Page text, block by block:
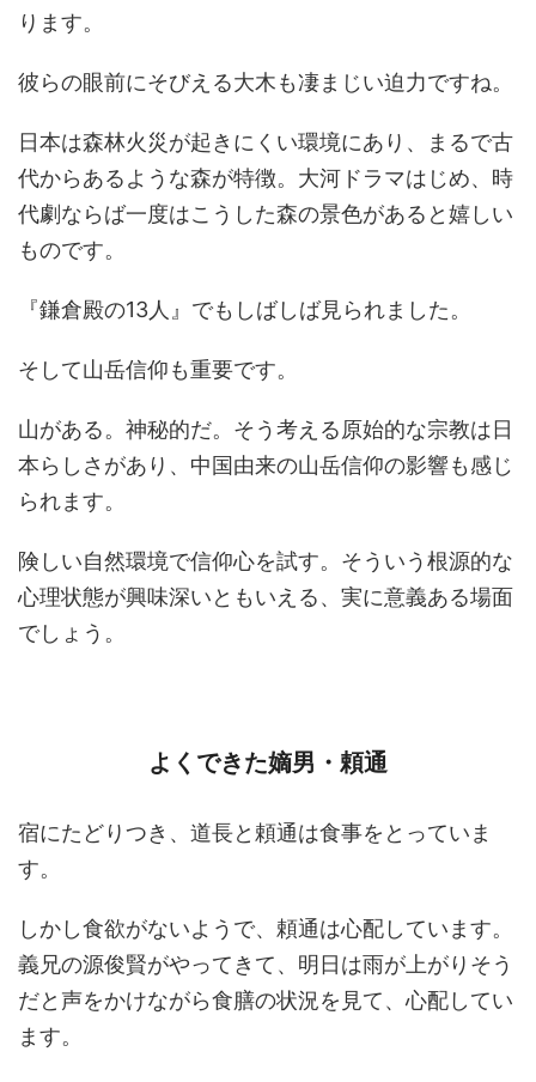
ります。
彼らの眼前にそびえる大木も凄まじい迫力ですね。
日本は森林火災が起きにくい環境にあり、まるで古
代からあるような森が特徴。大河ドラマはじめ、時
代劇ならば一度はこうした森の景色があると嬉しい
ものです。
『鎌倉殿の13人』でもしばしば見られました。
そして山岳信仰も重要です。
山がある。神秘的だ。そう考える原始的な宗教は日
本らしさがあり、中国由来の山岳信仰の影響も感じ
られます。
険しい自然環境で信仰心を試す。そういう根源的な
心理状態が興味深いともいえる、実に意義ある場面
でしょう。
よくできた嫡男・頼通
宿にたどりつき、道長と頼通は食事をとっていま
す。
しかし食欲がないようで、頼通は心配しています。
義兄の源俊賢がやってきて、明日は雨が上がりそう
だと声をかけながら食膳の状況を見て、心配してい
ます。